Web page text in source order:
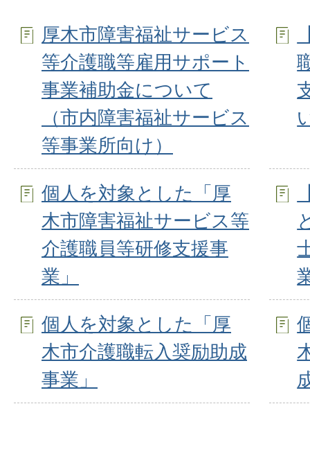
厚木市障害福祉サービス
等介護職等雇用サポート
事業補助金について
（市内障害福祉サービス
等事業所向け）
個人を対象とした「厚
木市障害福祉サービス等
介護職員等研修支援事
業」
個人を対象とした「厚
木市介護職転入奨励助成
事業」